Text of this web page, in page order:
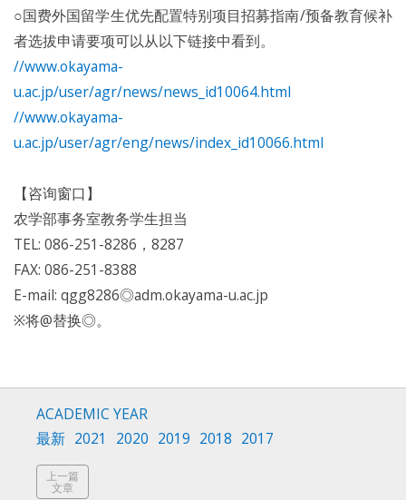
○国费外国留学生优先配置特别项目招募指南/预备教育候补
者选拔申请要项可以从以下链接中看到。
//www.okayama-
u.ac.jp/user/agr/news/news_id10064.html
//www.okayama-
u.ac.jp/user/agr/eng/news/index_id10066.html
【咨询窗口】
农学部事务室教务学生担当
TEL: 086-251-8286，8287
FAX: 086-251-8388
E-mail: qgg8286◎adm.okayama-u.ac.jp
※将@替换◎。
ACADEMIC YEAR
最新 2021 2020 2019 2018 2017
上一篇
文章